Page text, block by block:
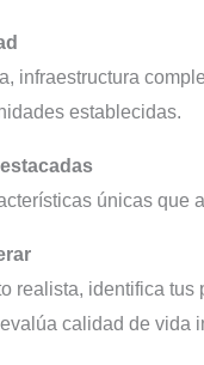
infraestructura
establecidas.
únicas que
realista, identifica
calidad de vida